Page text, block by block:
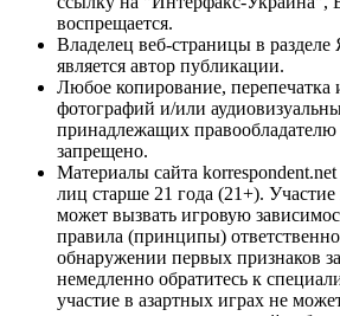
воспрещается.
Владелец веб-страницы в
является автор публикации.
Любое копирование, перепечатка
фотографий и/или
принадлежащих правообладателю
запрещено.
Материалы сайта
лиц старше 21 года (21+). Участие
может вызвать игровую
правила (принципы)
обнаружении первых признаков
немедленно обратитесь к
участие в азартных играх не